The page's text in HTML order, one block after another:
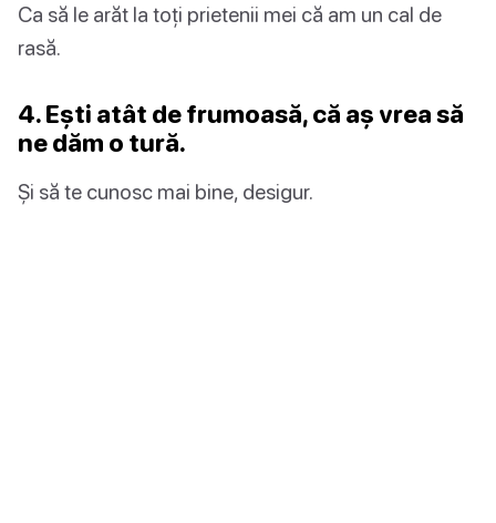
Ca să le arăt la toți prietenii mei că am un cal de
rasă.
4. Ești atât de frumoasă, că aș vrea să
ne dăm o tură.
Și să te cunosc mai bine, desigur.